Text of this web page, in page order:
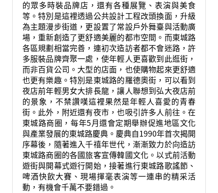
的眾多時裝品牌店，還有各種展覽、表演與美食
等。特別是這裡透過公共設計工程改頭換面，升級
為主題漫步街道，更設置了常設戶外舞臺與活動廣
場，重新創造了更舒適美麗的都市空間。而東城路
各區規劃相當完善，連初次造訪者都不會迷路，許
多服裝品牌齊聚一處，使年輕人更喜歡到此逛街，
而非百貨公司。大型的店面，也使購物起來更舒適
也更有樂趣。特別是東城路的羅德奧街，可以看到
夜店前年輕男女大排長龍，讓人聯想到弘大夜店前
的景象，不禁讚嘆這裡果然是年輕人喜愛的青春
街。此外，附近還有夜市，也吸引許多人前往。在
東城路商圈，每年5月還會定期舉辦促進地區文化
與產業發展的東城路慶典。慶典自1990年首次揭開
序幕後，隨著進入千禧年世代，漸漸致力於向造訪
東城路商圈的各國旅客宣傳韓國文化。以式前活動
遊街與開幕式遊行開始，接著進行東城路歌謠節、
啤酒快飲大賽、現場揮毫表演等一連串的精采活
動，有機會千萬不要錯過。